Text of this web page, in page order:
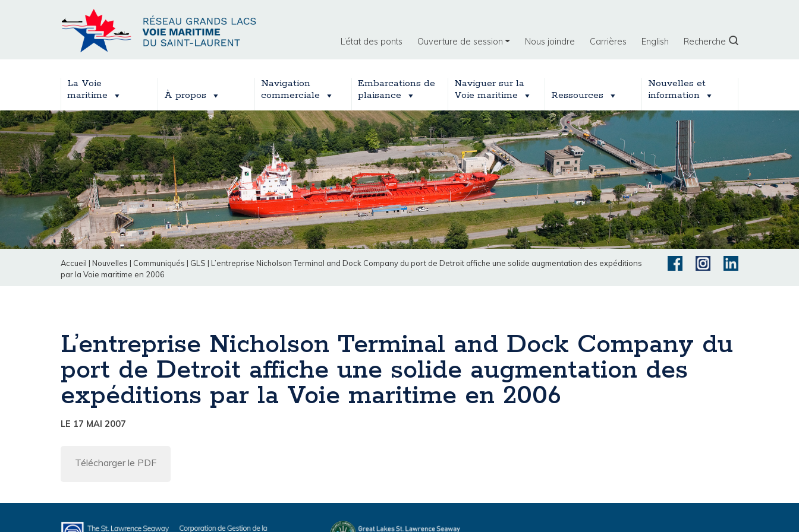
L’état des ponts Ouverture de session Nous joindre Carrières English Recherche
La Voie
maritime
À propos
Navigation
commerciale
Embarcations de
plaisance
Naviguer sur la
Voie maritime
Ressources
Nouvelles et
information
Accueil | Nouvelles | Communiqués | GLS | L’entreprise Nicholson Terminal and Dock Company du port de Detroit affiche une solide augmentation des expéditions
par la Voie maritime en 2006
L’entreprise Nicholson Terminal and Dock Company du
port de Detroit affiche une solide augmentation des
expéditions par la Voie maritime en 2006
LE 17 MAI 2007
Télécharger le PDF